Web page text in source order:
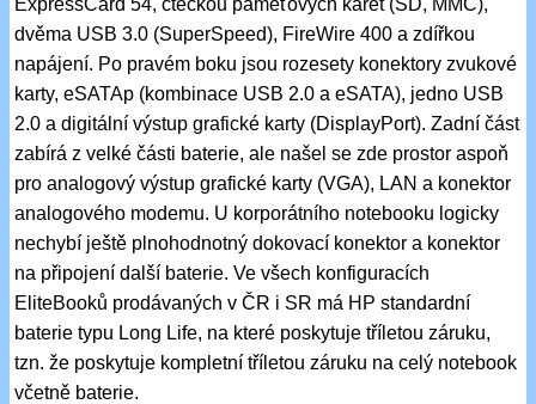
dvěma USB 3.0 (SuperSpeed), FireWire 400 a zdířkou
napájení. Po pravém boku jsou rozesety konektory zvukové
karty, eSATAp (kombinace USB 2.0 a eSATA), jedno USB
2.0 a digitální výstup grafické karty (DisplayPort). Zadní část
zabírá z velké části baterie, ale našel se zde prostor aspoň
pro analogový výstup grafické karty (VGA), LAN a konektor
analogového modemu. U korporátního notebooku logicky
nechybí ještě plnohodnotný dokovací konektor a konektor
na připojení další baterie. Ve všech konfiguracích
EliteBooků prodávaných v ČR i SR má HP standardní
baterie typu Long Life, na které poskytuje tříletou záruku,
tzn. že poskytuje kompletní tříletou záruku na celý notebook
včetně baterie.